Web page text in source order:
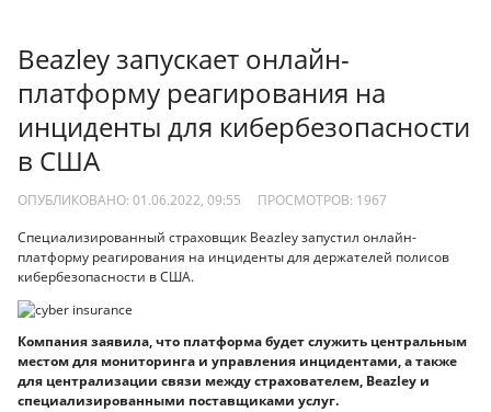
Beazley запускает онлайн-
платформу реагирования на
инциденты для кибербезопасности
в США
ОПУБЛИКОВАНО: 01.06.2022, 09:55 ПРОСМОТРОВ: 1967
Специализированный страховщик Beazley запустил онлайн-
платформу реагирования на инциденты для держателей полисов
кибербезопасности в США.
Компания заявила, что платформа будет служить центральным
местом для мониторинга и управления инцидентами, а также
для централизации связи между страхователем, Beazley и
специализированными поставщиками услуг.